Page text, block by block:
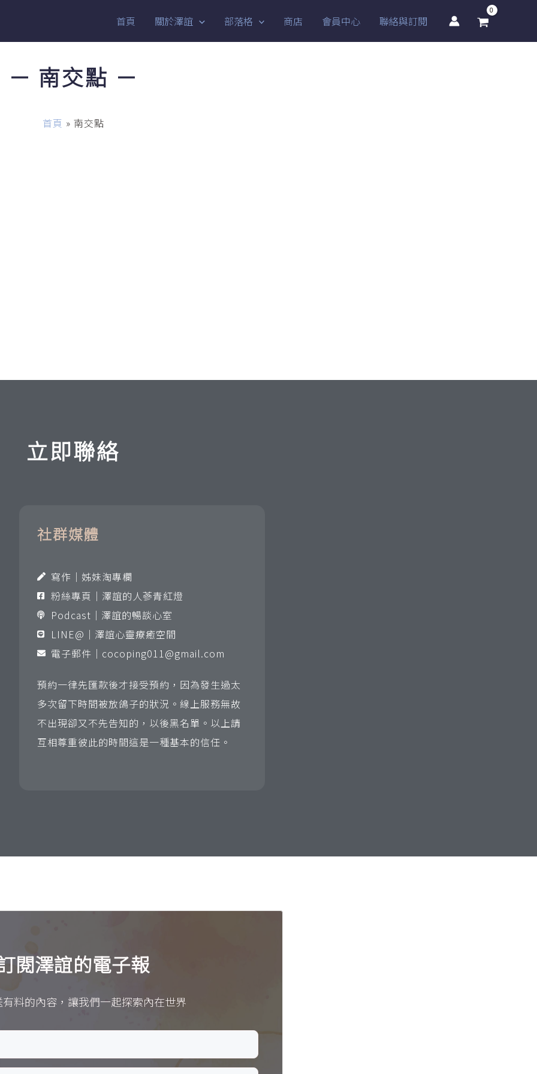
首頁 關於澤誼 部落格 商店 會員中心 聯絡與訂閱
－ 南交點 －
首頁 » 南交點
立即聯絡
社群媒體
寫作｜姊妹淘專欄
粉絲專頁｜澤誼的人蔘青紅燈
Podcast｜澤誼的暢談心室
LINE@｜澤誼心靈療癒空間
電子郵件｜ cocoping011@gmail.com
預約一律先匯款後才接受預約，因為發生過太
多次留下時間被放鴿子的狀況。線上服務無故
不出現卻又不先告知的，以後黑名單。以上請
互相尊重彼此的時間這是一種基本的信任。
閱澤誼的電子報
料的內容，讓我們一起探索內在世界